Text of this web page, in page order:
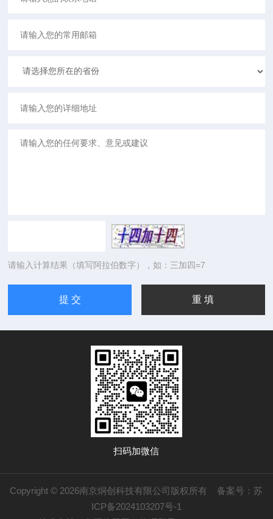
请输入计算结果（填写阿拉伯数字），如：三加四=7
扫码加微信
Copyright © 2026南京烔创科技有限公司版权所有 备案号：苏
ICP备2024103207号-1